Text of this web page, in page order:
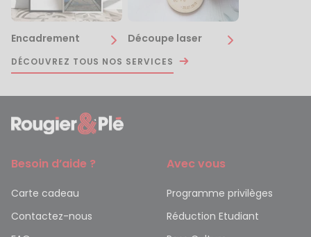
Encadrement Découpe laser
DÉCOUVREZ TOUS NOS SERVICES
Besoin d’aide ?
Carte cadeau
Contactez-nous
Avec vous
Programme privilèges
Réduction Etudiant